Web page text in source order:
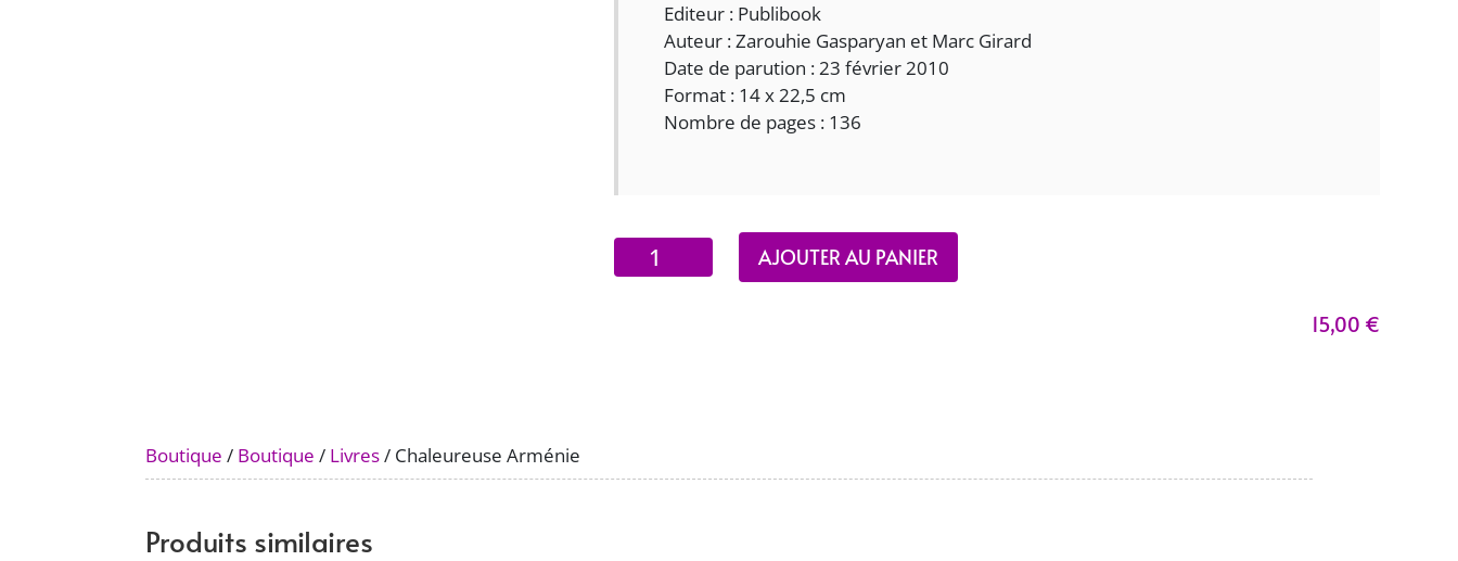
Editeur : Publibook
Auteur : Zarouhie Gasparyan et Marc Girard
Date de parution : 23 février 2010
Format : 14 x 22,5 cm
Nombre de pages : 136
quantité
de
AJOUTER AU PANIER
15,00 €
Boutique / Boutique / Livres/ Chaleureuse Arménie
Produits similaires